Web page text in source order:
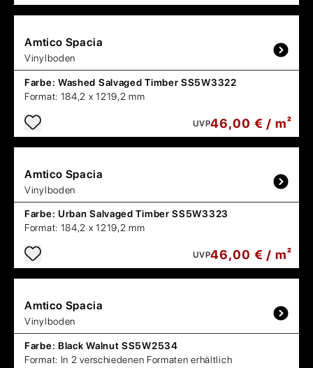
Amtico Spacia
Vinylboden
Farbe: Washed Salvaged Timber SS5W3322
Format: 184,2 x 1219,2 mm
UVP46,00 € / m²
Amtico Spacia
Vinylboden
Farbe: Urban Salvaged Timber SS5W3323
Format: 184,2 x 1219,2 mm
UVP46,00 € / m²
Amtico Spacia
Vinylboden
Farbe: Black Walnut SS5W2534
Format: In 2 verschiedenen Formaten erhältlich